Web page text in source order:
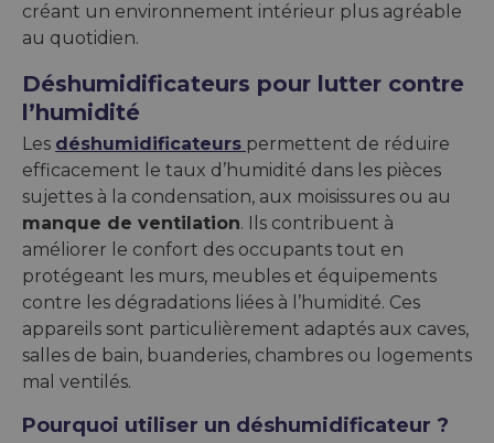
créant un environnement intérieur plus agréable
au quotidien.
Déshumidificateurs pour lutter contre
l’humidité
Les déshumidificateurs permettent de réduire
efficacement le taux d’humidité dans les pièces
sujettes à la condensation, aux moisissures ou au
manque de ventilation. Ils contribuent à
améliorer le confort des occupants tout en
protégeant les murs, meubles et équipements
contre les dégradations liées à l’humidité. Ces
appareils sont particulièrement adaptés aux caves,
salles de bain, buanderies, chambres ou logements
mal ventilés.
Pourquoi utiliser un déshumidificateur ?